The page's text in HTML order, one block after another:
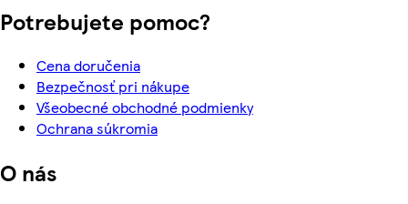
Potrebujete pomoc?
Cena doručenia
Bezpečnosť pri nákupe
Všeobecné obchodné podmienky
Ochrana súkromia
O nás